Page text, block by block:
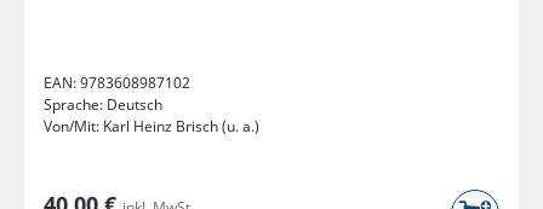
EAN:9783608987102
Sprache: Deutsch
Von/Mit: Karl Heinz Brisch (u. a.)